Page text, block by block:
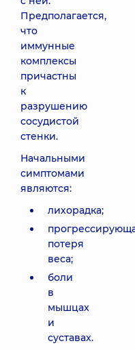
Предполагается,
что
иммунные
комплексы
причастны
к
разрушению
сосудистой
стенки.
Начальными
симптомами
являются:
лихорадка;
потеря
веса;
боли
в
мышцах
и
суставах.